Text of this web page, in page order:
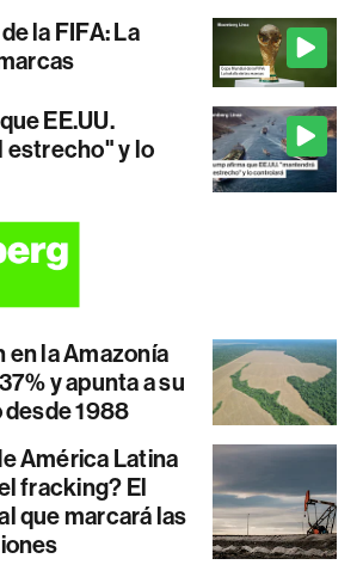
la FIFA: La
EE.UU.
estrecho" y lo
la Amazonía
y apunta a su
desde 1988
América Latina
fracking? El
que marcará las